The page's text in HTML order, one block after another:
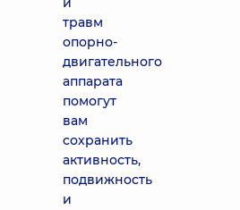
травм
опорно-
двигательного
аппарата
помогут
вам
сохранить
активность,
подвижность
и